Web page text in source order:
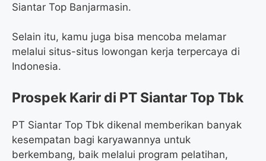
Siantar Top Banjarmasin.
Selain itu, kamu juga bisa mencoba melamar
melalui situs-situs lowongan kerja terpercaya di
Indonesia.
Prospek Karir di PT Siantar Top Tbk
PT Siantar Top Tbk dikenal memberikan banyak
kesempatan bagi karyawannya untuk
berkembang, baik melalui program pelatihan,